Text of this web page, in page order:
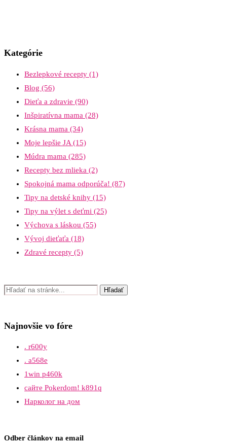
Kategórie
Bezlepkové recepty (1)
Blog (56)
Dieťa a zdravie (90)
Inšpiratívna mama (28)
Krásna mama (34)
Moje lepšie JA (15)
Múdra mama (285)
Recepty bez mlieka (2)
Spokojná mama odporúča! (87)
Tipy na detské knihy (15)
Tipy na výlet s deťmi (25)
Výchova s láskou (55)
Vývoj dieťaťa (18)
Zdravé recepty (5)
Najnovšie vo fóre
. r600y
. a568e
1win p460k
сайте Pokerdom! k891q
Нарколог на дом
Odber článkov na email